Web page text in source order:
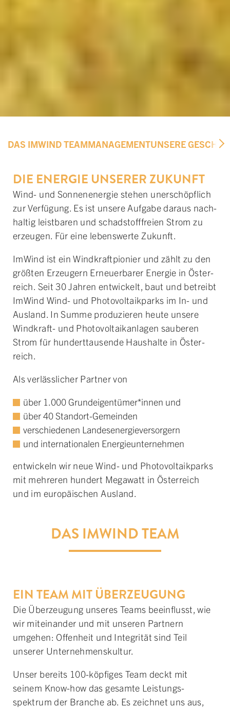
DAS IMWIND TEAMMANAGEMENTUNSERE
DIE ENERGIE UNSERER ZUKUNFT
Wind- und Sonnen­energie stehen un­er­schöpf­lich
zur Ver­fügung. Es ist unsere Auf­gabe dar­aus nach­
haltig leist­baren und schad­stoff­freien Strom zu
erzeugen. Für eine lebens­werte Zukunft.
ImWind ist ein Wind­kraft­pionier und zählt zu den
größten Er­zeugern Erneuerbarer Energie in Öster­
reich. Seit 30 Jahren ent­wickelt, baut und be­treibt
ImWind Wind- und Photo­voltaik­parks im In- und
Aus­land. In Summe pro­duzieren heute unsere
Wind­kraft- und Photo­voltaik­anlagen sauberen
Strom für hunderttausende Haushalte in Öster­
reich.
Als verlässlicher Partner von
über 1.000 Grund­eigen­tümer­*innen und
über 40 Stand­ort-Gemeinden
verschiedenen Landes­energie­versorgern
und inter­nationalen Energie­unter­nehmen
ent­wickeln wir neue Wind- und Photo­voltaik­parks
mit mehreren hundert Megawatt in Öster­reich
und im euro­päischen Aus­land.
DAS IMWIND TEAM
EIN TEAM MIT ÜBERZEUGUNG
Die Über­zeugung unseres Teams be­ein­flusst, wie
wir mit­ein­ander und mit unseren Partnern
umgehen: Offen­heit und Inte­grität sind Teil
unserer Unter­nehmens­kultur.
Unser bereits 100-köpfiges Team deckt mit
seinem Know-how das gesamte Leistungs­
spektrum der Branche ab. Es zeichnet uns aus,